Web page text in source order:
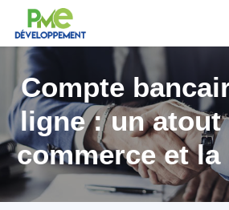
Compte
ligne : un atout
commerce et